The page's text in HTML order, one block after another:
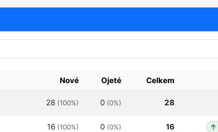
Nové Ojeté Celkem
28 (100%) 0 (0%) 28
16 (100%) 0 (0%) 16